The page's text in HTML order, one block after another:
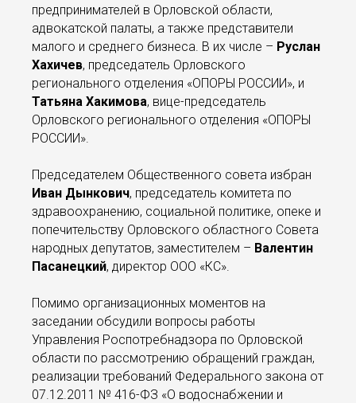
предпринимателей в Орловской области,
адвокатской палаты, а также представители
малого и среднего бизнеса. В их числе – Руслан
Хахичев, председатель Орловского
регионального отделения «ОПОРЫ РОССИИ», и
Татьяна Хакимова, вице-председатель
Орловского регионального отделения «ОПОРЫ
РОССИИ».
Председателем Общественного совета избран
Иван Дынкович, председатель комитета по
здравоохранению, социальной политике, опеке и
попечительству Орловского областного Совета
народных депутатов, заместителем – Валентин
Пасанецкий, директор ООО «КС».
Помимо организационных моментов на
заседании обсудили вопросы работы
Управления Роспотребнадзора по Орловской
области по рассмотрению обращений граждан,
реализации требований Федерального закона от
07.12.2011 № 416-ФЗ «О водоснабжении и